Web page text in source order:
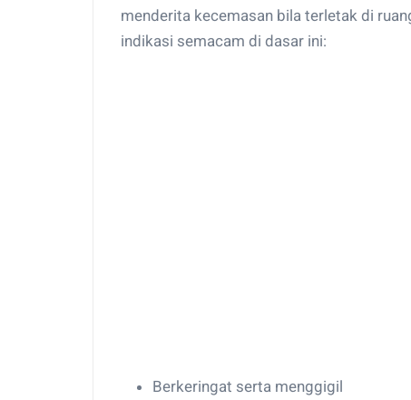
menderita kecemasan bila terletak di
indikasi semacam di dasar ini:
Berkeringat serta menggigil